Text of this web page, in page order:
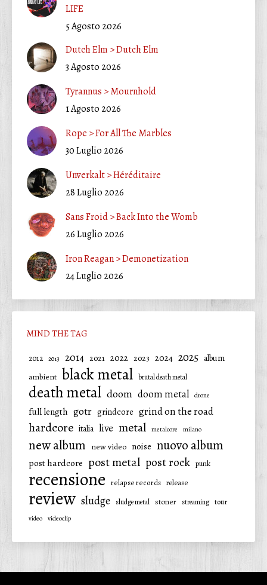
LIFE
5 Agosto 2026
Dutch Elm > Dutch Elm
3 Agosto 2026
Tyrannus > Mournhold
1 Agosto 2026
Rope > For All The Marbles
30 Luglio 2026
Unverkalt > Héréditaire
28 Luglio 2026
Sans Froid > Back Into the Womb
26 Luglio 2026
Iron Reagan > Demonetization
24 Luglio 2026
MIND THE TAG
2012 2013 2014 2021 2022 2023 2024 2025 album
ambient black metal brutal death metal
death metal doom doom metal drone
full length gotr grindcore grind on the road
hardcore italia live metal metalcore milano
new album new video noise nuovo album
post hardcore post metal post rock punk
recensione relapse records release
review sludge sludge metal stoner streaming tour
video videoclip